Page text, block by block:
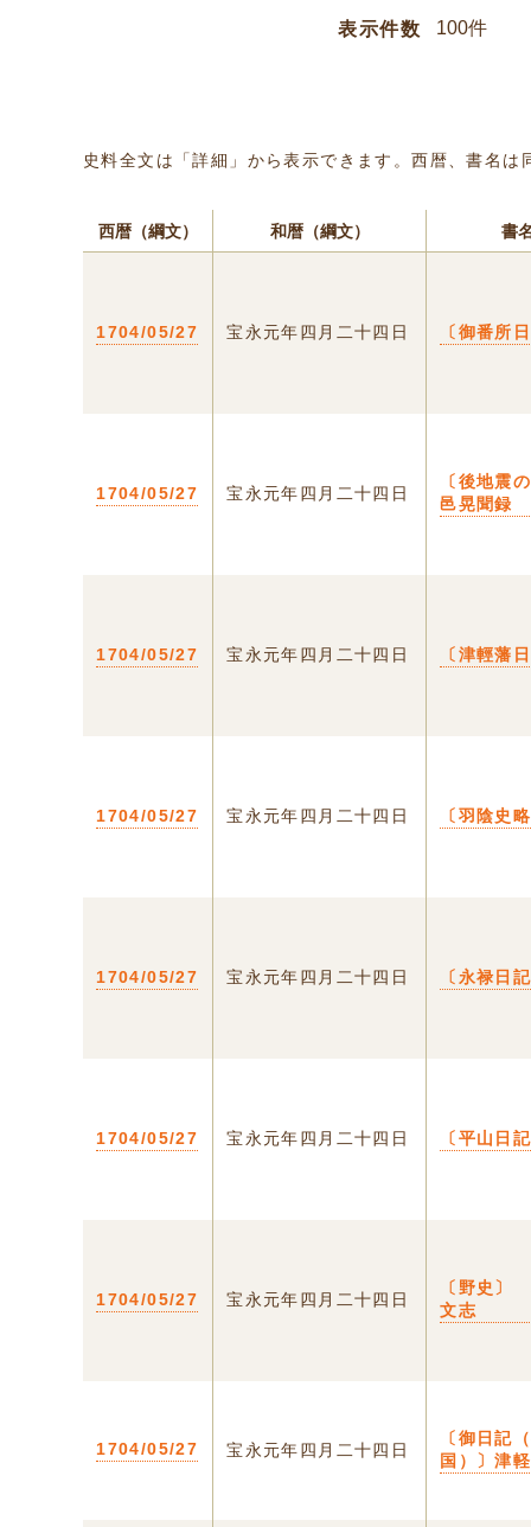
表示件数
史料全文は「詳細」から表示できます。西暦、書名
西暦（綱文） 和暦（綱文） 書
1704/05/27 宝永元年四月二十四日 〔御番所
1704/05/27 宝永元年四月二十四日
〔後地震
邑晃聞録
1704/05/27 宝永元年四月二十四日 〔津輕藩
1704/05/27 宝永元年四月二十四日 〔羽陰史
1704/05/27 宝永元年四月二十四日 〔永禄日
1704/05/27 宝永元年四月二十四日 〔平山日
1704/05/27 宝永元年四月二十四日
〔野史〕
文志
1704/05/27 宝永元年四月二十四日
〔御日記
国）〕津